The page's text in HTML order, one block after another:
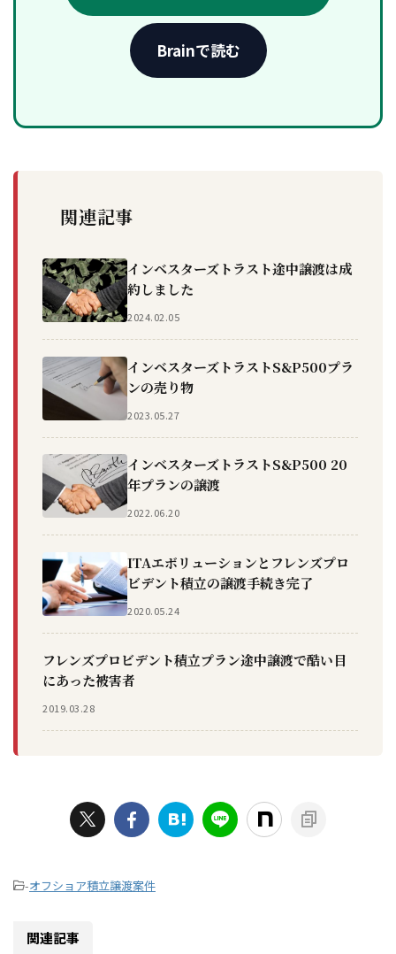
Brainで読む
関連記事
インベスターズトラスト途中譲渡は成
約しました
2024.02.05
インベスターズトラストS&P500プラ
ンの売り物
2023.05.27
インベスターズトラストS&P500 20
年プランの譲渡
2022.06.20
ITAエボリューションとフレンズプロ
ビデント積立の譲渡手続き完了
2020.05.24
フレンズプロビデント積立プラン途中譲渡で酷い目
にあった被害者
2019.03.28
-オフショア積立譲渡案件
関連記事